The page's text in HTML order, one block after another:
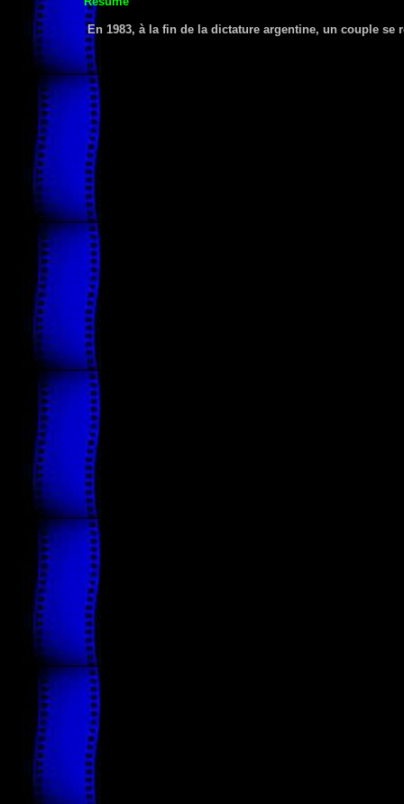
En 1983, à la fin de la dictature argentine, un couple se